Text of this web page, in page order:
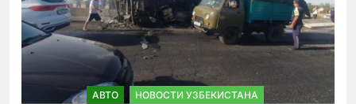
АВТО НОВОСТИ УЗБЕКИСТАНА